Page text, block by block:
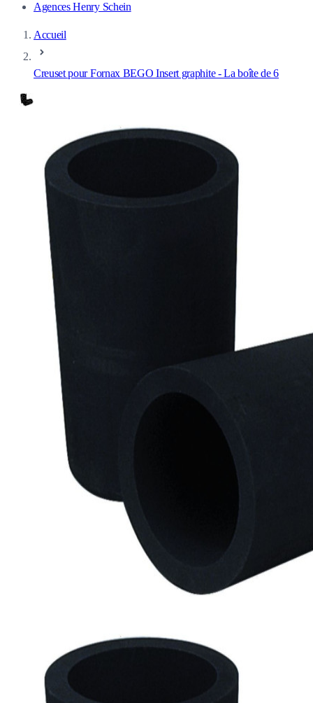
Agences Henry Schein
Accueil
Creuset pour Fornax BEGO Insert graphite - La boîte de 6